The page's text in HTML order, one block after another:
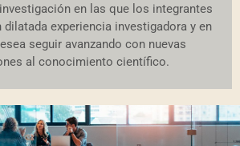
en las que los integrantes
experiencia investigadora y en
seguir avanzando con nuevas
al conocimiento científico.